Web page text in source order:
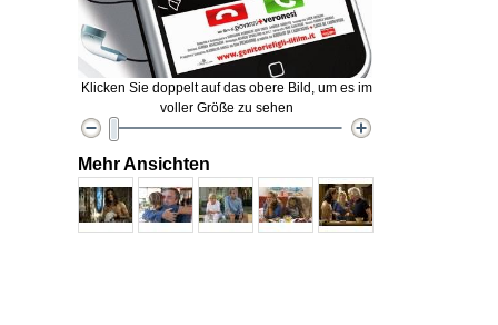
Klicken Sie doppelt auf das obere Bild, um es im
voller Größe zu sehen
Mehr Ansichten